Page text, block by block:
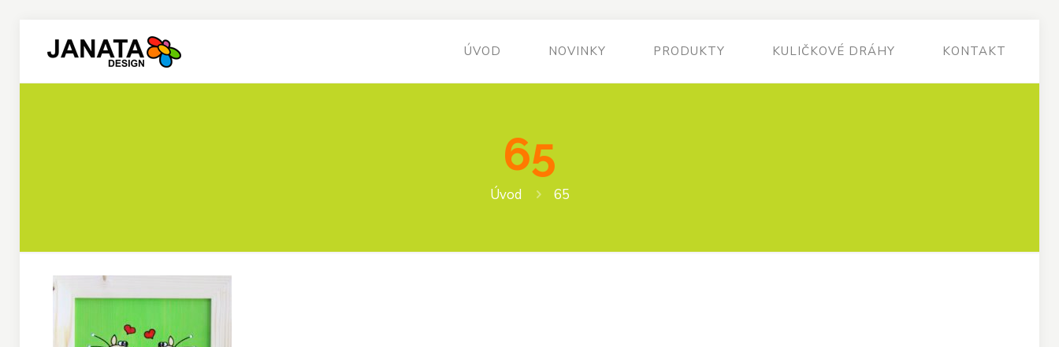
ÚVOD NOVINKY PRODUKTY KULIČKOVÉ DRÁHY KONTAKT
65
Úvod 65